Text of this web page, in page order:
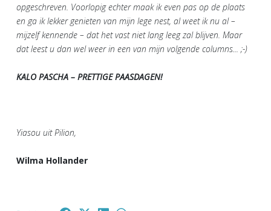
opgeschreven. Voorlopig echter maak ik even pas op de plaats
en ga ik lekker genieten van mijn lege nest, al weet ik nu al –
mijzelf kennende – dat het vast niet lang leeg zal blijven. Maar
dat leest u dan wel weer in een van mijn volgende columns... ;-)
KALO PASCHA – PRETTIGE PAASDAGEN!
Yiasou uit Pilion,
Wilma Hollander